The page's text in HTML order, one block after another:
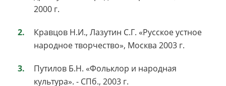
2000 г.
Кравцов Н.И., Лазутин С.Г. «Русское устное
народное творчество», Москва 2003 г.
Путилов Б.Н. «Фольклор и народная
культура». - СПб., 2003 г.